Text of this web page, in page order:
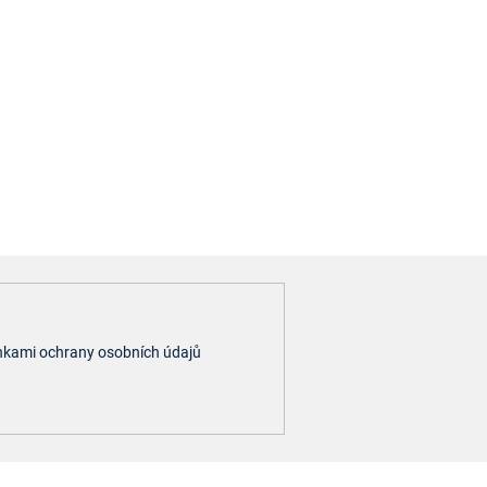
ochrany osobních údajů